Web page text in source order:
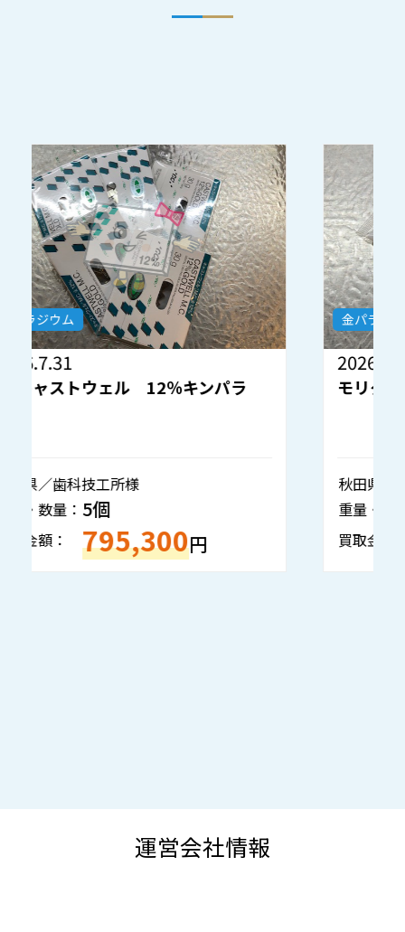
金パラジウム
2026.7.30
モリタ 金パラナイス 12％キンパラ
秋田県／歯科技工所様
重量・数量：
買取金額： 133,050
運営会社情報